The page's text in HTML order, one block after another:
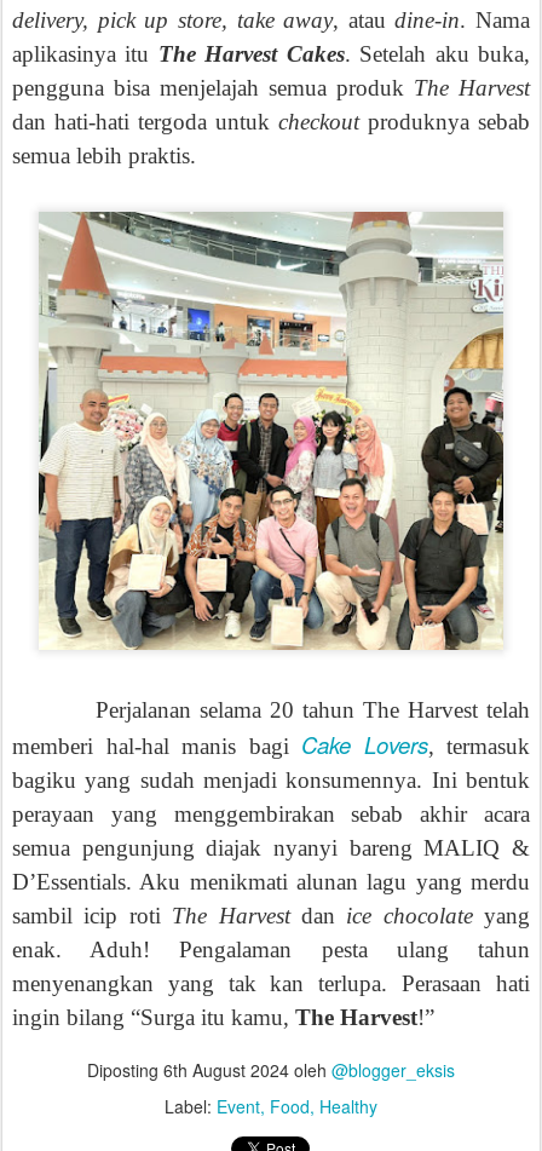
delivery, pick up store, take away, ataudine-in. Nama
aplikasinya itu The Harvest Cakes. Setelah aku buka,
pengguna bisa menjelajah semua produk The Harvest
dan hati-hati tergoda untuk checkoutproduknya sebab
semua lebih praktis.
Perjalanan selama 20 tahun The Harvest telah
memberi hal-hal manis bagi Cake Lovers, termasuk
bagiku yang sudah menjadi konsumennya. Ini bentuk
perayaan yang menggembirakan sebab akhir acara
semua pengunjung diajak nyanyi bareng MALIQ &
D’Essentials. Aku menikmati alunan lagu yang merdu
sambil icip roti The Harvestdan ice chocolateyang
enak. Aduh! Pengalaman pesta ulang tahun
menyenangkan yang tak kan terlupa. Perasaan hati
ingin bilang “Surga itu kamu, The Harvest!”
Diposting 6th August 2024 oleh @blogger_eksis
Label: Event Food Healthy